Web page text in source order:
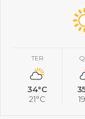
TER
34°C
21°C